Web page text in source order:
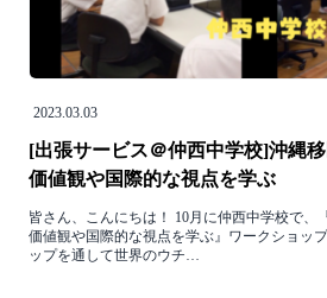
2023.03.03
[出張サービス＠仲西中学校]沖縄
価値観や国際的な視点を学ぶ
皆さん、こんにちは！ 10月に仲西中学校で、
価値観や国際的な視点を学ぶ』ワークショッ
ップを通して世界のウチ…